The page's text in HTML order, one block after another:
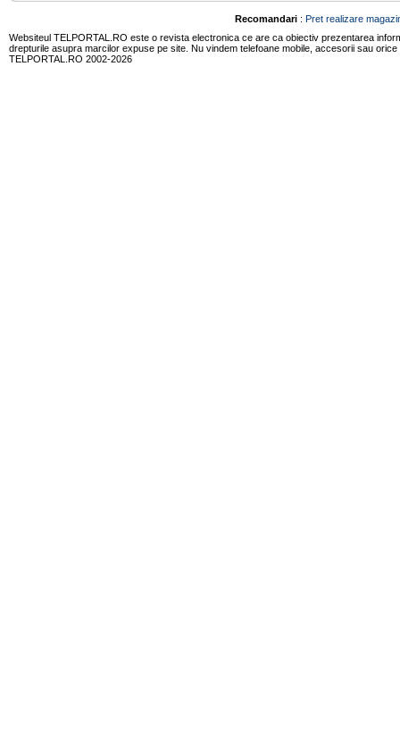
Recomandari : Pret realizare
Websiteul TELPORTAL.RO este o revista electronica ce are ca obiectiv prezentarea
drepturile asupra marcilor expuse pe site. Nu vindem telefoane mobile, accesorii sau
TELPORTAL.RO 2002-2026